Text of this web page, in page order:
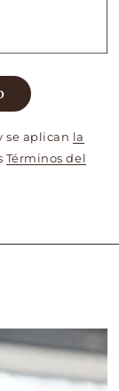
se aplican la
Términos del